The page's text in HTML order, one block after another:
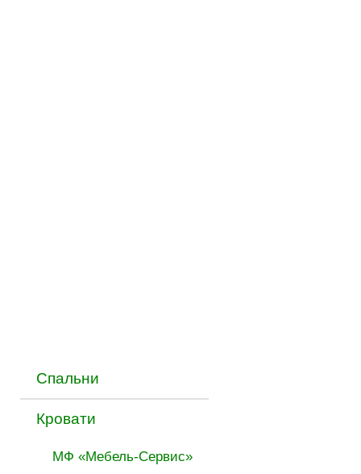
Спальни
Кровати
МФ «Мебель-Сервис»